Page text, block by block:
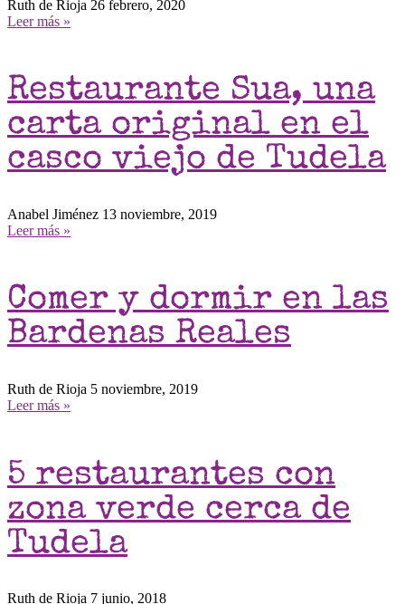
Ruth de Rioja 26 febrero, 2020
Leer más »
Restaurante Sua, una
carta original en el
casco viejo de Tudela
Anabel Jiménez 13 noviembre, 2019
Leer más »
Comer y dormir en las
Bardenas Reales
Ruth de Rioja 5 noviembre, 2019
Leer más »
5 restaurantes con
zona verde cerca de
Tudela
Ruth de Rioja 7 junio, 2018